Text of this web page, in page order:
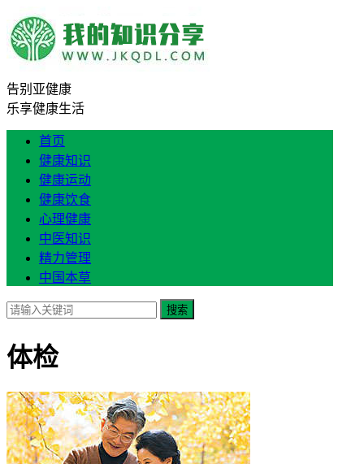
告别亚健康
乐享健康生活
首页
健康知识
健康运动
健康饮食
心理健康
中医知识
精力管理
中国本草
搜索
体检